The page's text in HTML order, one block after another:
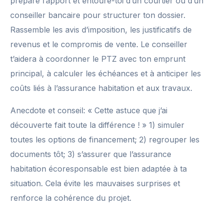
conseiller bancaire pour structurer ton dossier.
Rassemble les avis d’imposition, les justificatifs de
revenus et le compromis de vente. Le conseiller
t’aidera à coordonner le PTZ avec ton emprunt
principal, à calculer les échéances et à anticiper les
coûts liés à l’assurance habitation et aux travaux.
Anecdote et conseil: « Cette astuce que j’ai
découverte fait toute la différence ! » 1) simuler
toutes les options de financement; 2) regrouper les
documents tôt; 3) s’assurer que l’assurance
habitation écoresponsable est bien adaptée à ta
situation. Cela évite les mauvaises surprises et
renforce la cohérence du projet.